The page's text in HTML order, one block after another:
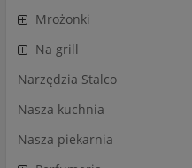
Mrożonki
Na grill
Narzędzia Stalco
Nasza kuchnia
Nasza piekarnia